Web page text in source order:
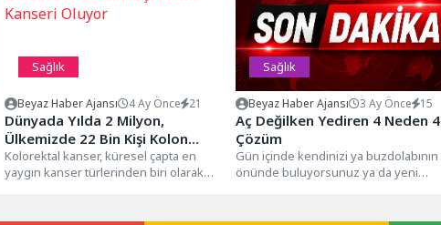
Sağlık
Beyaz Haber Ajansı 4 Ay Önce 21
Dünyada Yılda 2 Milyon,
Ülkemizde 22 Bin Kişi Kolon
Kanseri Oluyor
Kolorektal kanser, küresel çapta en
yaygın kanser türlerinden biri olarak
Sağlık
Beyaz Haber Ajansı 3 Ay Önce 15
Aç Değilken Yediren 4 Neden 4
Çözüm
Gün içinde kendinizi ya buzdolabının
önünde buluyorsunuz ya da yeni